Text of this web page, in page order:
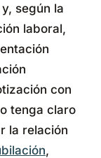
según la
laboral,
con
tenga claro
la relación
,